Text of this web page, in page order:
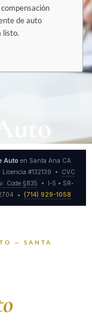
de auto
listo.
Auto en Santa Ana CA
#132139 •
CVC
Code §835 • I-5 • SR-
• (714) 929-1058
— SANTA